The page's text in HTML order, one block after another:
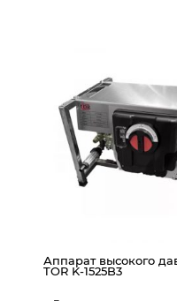
Аппарат высокого
TOR K-1525B3